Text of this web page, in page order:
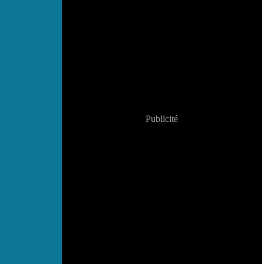
Publicité